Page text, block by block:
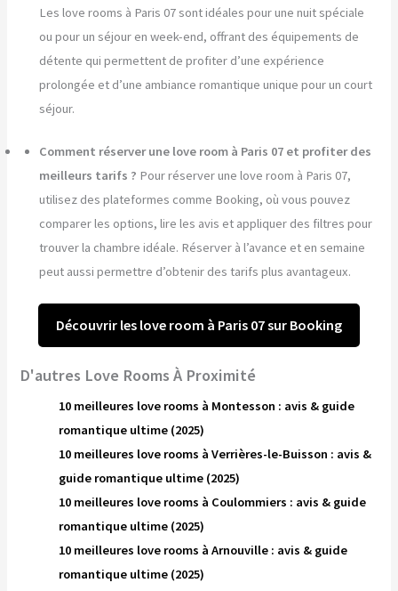
Les love rooms à Paris 07 sont idéales pour une nuit spéciale
ou pour un séjour en week-end, offrant des équipements de
détente qui permettent de profiter d’une expérience
prolongée et d’une ambiance romantique unique pour un court
séjour.
Comment réserver une love room à Paris 07 et profiter des
meilleurs tarifs ? Pour réserver une love room à Paris 07,
utilisez des plateformes comme Booking, où vous pouvez
comparer les options, lire les avis et appliquer des filtres pour
trouver la chambre idéale. Réserver à l’avance et en semaine
peut aussi permettre d’obtenir des tarifs plus avantageux.
Découvrir les love room à Paris 07 sur Booking
D'autres Love Rooms À Proximité
10 meilleures love rooms à Montesson : avis & guide
romantique ultime (2025)
10 meilleures love rooms à Verrières-le-Buisson : avis &
guide romantique ultime (2025)
10 meilleures love rooms à Coulommiers : avis & guide
romantique ultime (2025)
10 meilleures love rooms à Arnouville : avis & guide
romantique ultime (2025)